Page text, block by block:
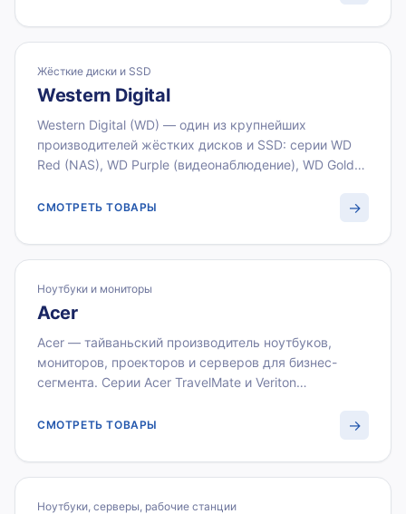
поставки жёстких дисков с НДС 22 % по
безналичному расчёту.
Жёсткие диски и SSD
Western Digital
Western Digital (WD) — один из крупнейших
производителей жёстких дисков и SSD: серии WD
Red (NAS), WD Purple (видеонаблюдение), WD Gold
высокую надёжность при непрерывной работе в
поставляет диски Western Digital оптом с
документами для постановки на баланс.
СМОТРЕТЬ ТОВАРЫ →
Ноутбуки и мониторы
Acer
Acer — тайваньский производитель ноутбуков,
мониторов, проекторов и серверов для бизнес-
сегмента. Серии Acer TravelMate и Veriton
поддерживают управление через Windows Autopilot.
юридических лиц по всей России с НДС 22 %.
СМОТРЕТЬ ТОВАРЫ →
Ноутбуки, серверы, рабочие станции